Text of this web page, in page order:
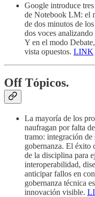
Google introduce
de Notebook LM: el
de dos minutos de
dos voces
Y en el modo
vista opuestos. LINK
Off Tópicos.
La mayoría de los
naufragan por falta
tramo: integración de
gobernanza. El éxito
de la disciplina para
interoperabilidad,
anticipar fallos en
gobernanza técnica
innovación visible.